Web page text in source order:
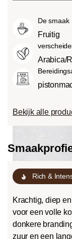
light roasts,
smaak en volle
Dark roast
geroosterde
een lage
soort boon, de
herkomst en
De smaak
Fruitig
Arabica/
Bekijk alle
Rich &
Krachtig, diep
voor een volle
donkere
zuur en een